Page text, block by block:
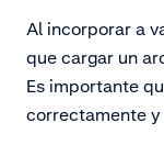
Al incorporar a
que cargar un
Es importante
correctamente y